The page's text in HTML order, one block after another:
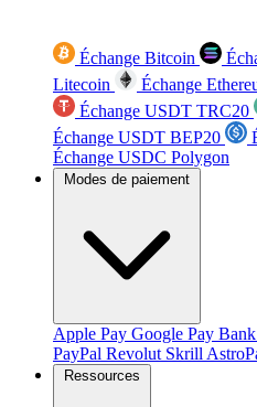
Échange Bitcoin
Litecoin
Échange
Échange USDT TRC20
Échange USDT BEP20
Échange USDC Polygon
Modes de paiement
Apple Pay Google Pay
PayPal Revolut Skrill
Ressources